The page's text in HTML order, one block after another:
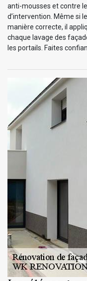
anti-mousses et contre
d’intervention. Même si
manière correcte, il
chaque lavage des
les portails. Faites